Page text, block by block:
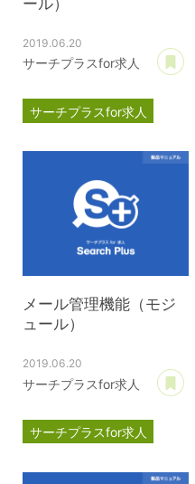
2019.06.20
サーチプラスfor求人
サーチプラスfor求人
メール管理機能（モジ
ュール）
2019.06.20
サーチプラスfor求人
サーチプラスfor求人